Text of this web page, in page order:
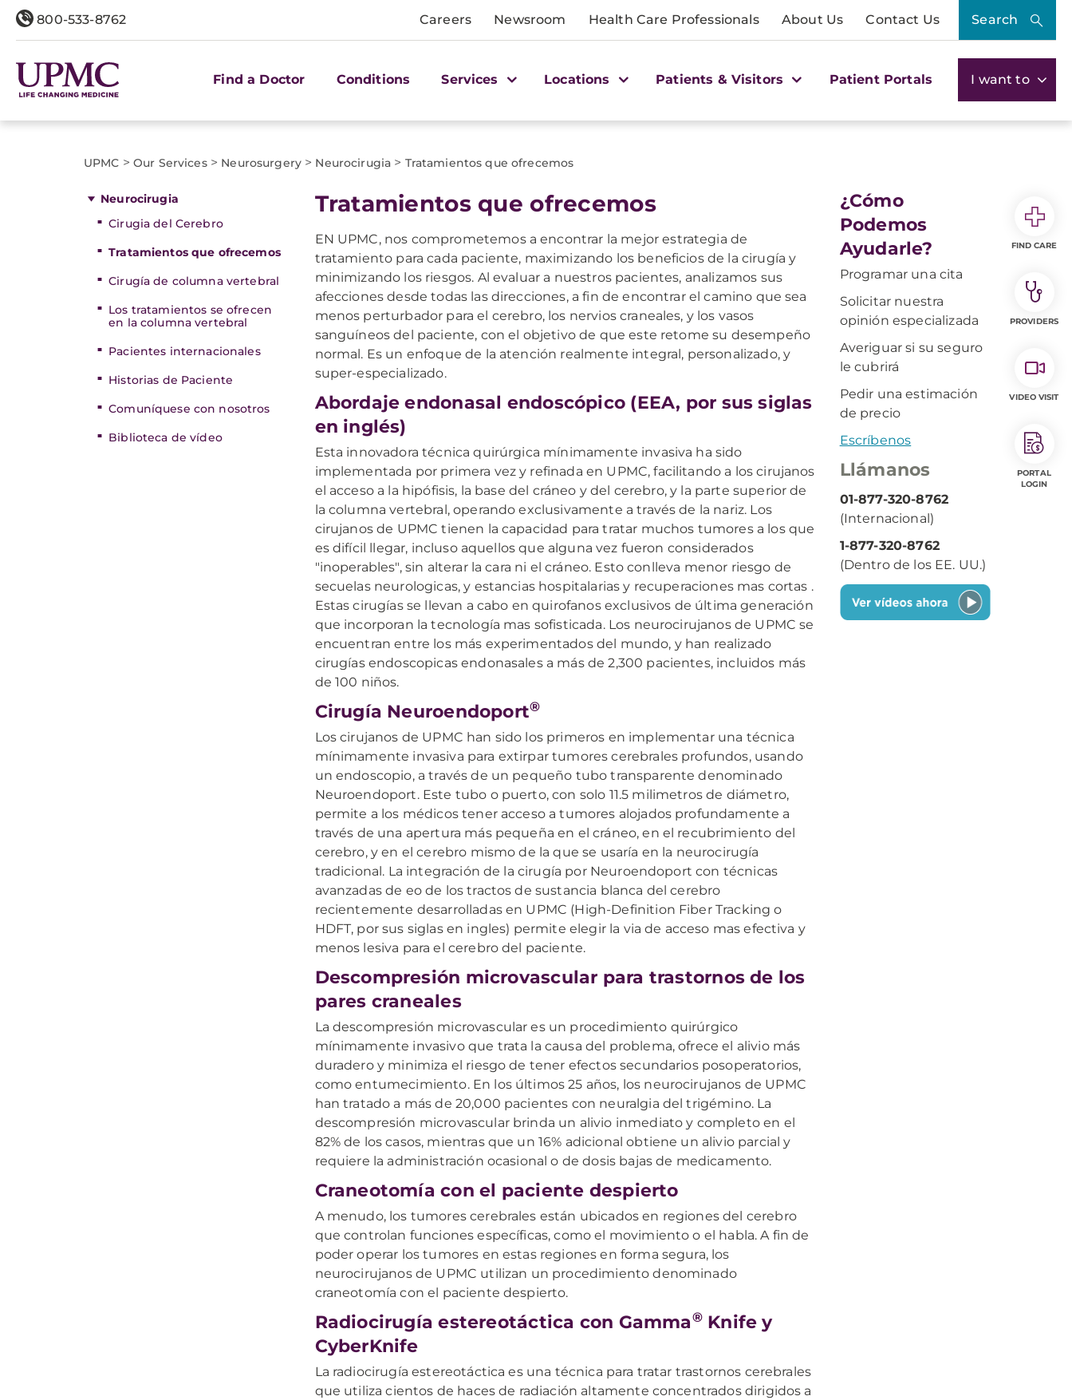
800-533-8762 Careers Newsroom Health Care Professionals About Us Contact Us Search
Find a Doctor Conditions Services Locations Patients & Visitors Patient Portals I want to
UPMC > Our Services> Neurosurgery > Neurocirugia > Tratamientos que ofrecemos
Neurocirugia
Cirugia del Cerebro
Tratamientos que ofrecemos
Cirugía de columna vertebral
Los tratamientos se ofrecen
en la columna vertebral
Pacientes internacionales
Historias de Paciente
Comuníquese con nosotros
Biblioteca de vídeo
Tratamientos que ofrecemos
EN UPMC, nos comprometemos a encontrar la mejor estrategia de
tratamiento para cada paciente, maximizando los beneficios de la cirugía y
minimizando los riesgos. Al evaluar a nuestros pacientes, analizamos sus
afecciones desde todas las direcciones, a fin de encontrar el camino que sea
menos perturbador para el cerebro, los nervios craneales, y los vasos
sanguíneos del paciente, con el objetivo de que este retome su desempeño
normal. Es un enfoque de la atención realmente integral, personalizado, y
super-especializado.
Abordaje endonasal endoscópico (EEA, por sus siglas
en inglés)
Esta innovadora técnica quirúrgica mínimamente invasiva ha sido
implementada por primera vez y refinada en UPMC, facilitando a los cirujanos
el acceso a la hipófisis, la base del cráneo y del cerebro, y la parte superior de
la columna vertebral, operando exclusivamente a través de la nariz. Los
cirujanos de UPMC tienen la capacidad para tratar muchos tumores a los que
es difícil llegar, incluso aquellos que alguna vez fueron considerados
"inoperables", sin alterar la cara ni el cráneo. Esto conlleva menor riesgo de
secuelas neurologicas, y estancias hospitalarias y recuperaciones mas cortas .
Estas cirugías se llevan a cabo en quirofanos exclusivos de última generación
que incorporan la tecnología mas sofisticada. Los neurocirujanos de UPMC se
encuentran entre los más experimentados del mundo, y han realizado
cirugías endoscopicas endonasales a más de 2,300 pacientes, incluidos más
de 100 niños.
Cirugía Neuroendoport®
Los cirujanos de UPMC han sido los primeros en implementar una técnica
mínimamente invasiva para extirpar tumores cerebrales profundos, usando
un endoscopio, a través de un pequeño tubo transparente denominado
Neuroendoport. Este tubo o puerto, con solo 11.5 milimetros de diámetro,
permite a los médicos tener acceso a tumores alojados profundamente a
través de una apertura más pequeña en el cráneo, en el recubrimiento del
cerebro, y en el cerebro mismo de la que se usaría en la neurocirugía
tradicional. La integración de la cirugía por Neuroendoport con técnicas
avanzadas de eo de los tractos de sustancia blanca del cerebro
recientemente desarrolladas en UPMC (High-Definition Fiber Tracking o
HDFT, por sus siglas en ingles) permite elegir la via de acceso mas efectiva y
menos lesiva para el cerebro del paciente.
Descompresión microvascular para trastornos de los
pares craneales
La descompresión microvascular es un procedimiento quirúrgico
mínimamente invasivo que trata la causa del problema, ofrece el alivio más
duradero y minimiza el riesgo de tener efectos secundarios posoperatorios,
como entumecimiento. En los últimos 25 años, los neurocirujanos de UPMC
han tratado a más de 20,000 pacientes con neuralgia del trigémino. La
descompresión microvascular brinda un alivio inmediato y completo en el
82% de los casos, mientras que un 16% adicional obtiene un alivio parcial y
requiere la administración ocasional o de dosis bajas de medicamento.
Craneotomía con el paciente despierto
A menudo, los tumores cerebrales están ubicados en regiones del cerebro
que controlan funciones específicas, como el movimiento o el habla. A fin de
poder operar los tumores en estas regiones en forma segura, los
neurocirujanos de UPMC utilizan un procedimiento denominado
craneotomía con el paciente despierto.
Radiocirugía estereotáctica con Gamma®Knife y
CyberKnife
La radiocirugía estereotáctica es una técnica para tratar trastornos cerebrales
que utiliza cientos de haces de radiación altamente concentrados dirigidos a
¿Cómo
Podemos
Ayudarle?
Programar una cita
Solicitar nuestra
opinión especializada
Averiguar si su seguro
le cubrirá
Pedir una estimación
de precio
Escríbenos
Llámanos
01-877-320-8762
(Internacional)
1-877-320-8762
(Dentro de los EE. UU.)
FIND CARE
PROVIDERS
VIDEO VISIT
PORTAL
LOGIN